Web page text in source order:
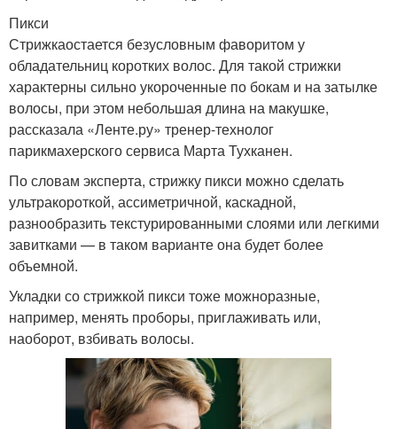
Пикси
Стрижкаостается безусловным фаворитом у
обладательниц коротких волос. Для такой стрижки
характерны сильно укороченные по бокам и на затылке
волосы, при этом небольшая длина на макушке,
рассказала «Ленте.ру» тренер-технолог
парикмахерского сервиса Марта Тухканен.
По словам эксперта, стрижку пикси можно сделать
ультракороткой, ассиметричной, каскадной,
разнообразить текстурированными слоями или легкими
завитками — в таком варианте она будет более
объемной.
Укладки со стрижкой пикси тоже можноразные,
например, менять проборы, приглаживать или,
наоборот, взбивать волосы.